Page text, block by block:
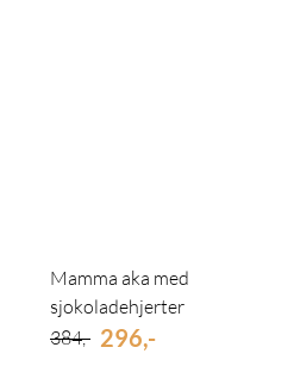
Mamma aka med
sjokoladehjerter
384,- 296,-